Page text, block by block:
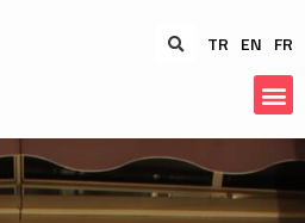
TR EN FR